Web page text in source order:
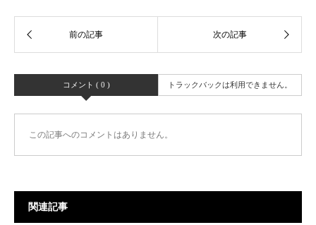
コメント ( 0 ) トラックバックは利用できません。
この記事へのコメントはありません。
関連記事